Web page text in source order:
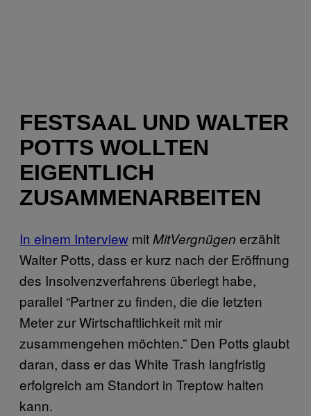
FESTSAAL UND WALTER
POTTS WOLLTEN
EIGENTLICH
ZUSAMMENARBEITEN
In einem Interview mitMitVergnügen erzählt
Walter Potts, dass er kurz nach der Eröffnung
des Insolvenzverfahrens überlegt habe,
parallel “Partner zu finden, die die letzten
Meter zur Wirtschaftlichkeit mit mir
zusammengehen möchten.” Den Potts glaubt
daran, dass er das White Trash langfristig
erfolgreich am Standort in Treptow halten
kann.